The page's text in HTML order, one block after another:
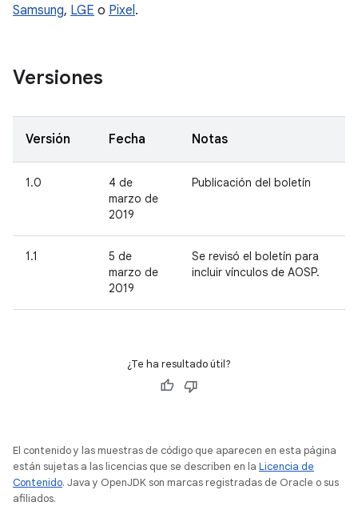
Samsung, LGE o Pixel.
Versiones
Versión Fecha Notas
1.0
4 de
marzo de
2019
Publicación del boletín
1.1
5 de
marzo de
2019
Se revisó el boletín para
incluir vínculos de AOSP.
¿Te ha resultado útil?
El contenido y las muestras de código que aparecen en esta página
están sujetas a las licencias que se describen en la Licencia de
Contenido. Java y OpenJDK son marcas registradas de Oracle o sus
afiliados.